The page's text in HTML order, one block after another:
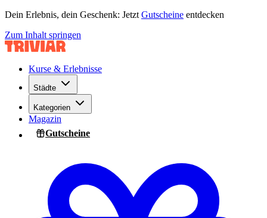
Dein Erlebnis, dein Geschenk: Jetzt Gutscheine entdecken
Zum Inhalt springen
Kurse & Erlebnisse
Städte
Kategorien
Magazin
Gutscheine